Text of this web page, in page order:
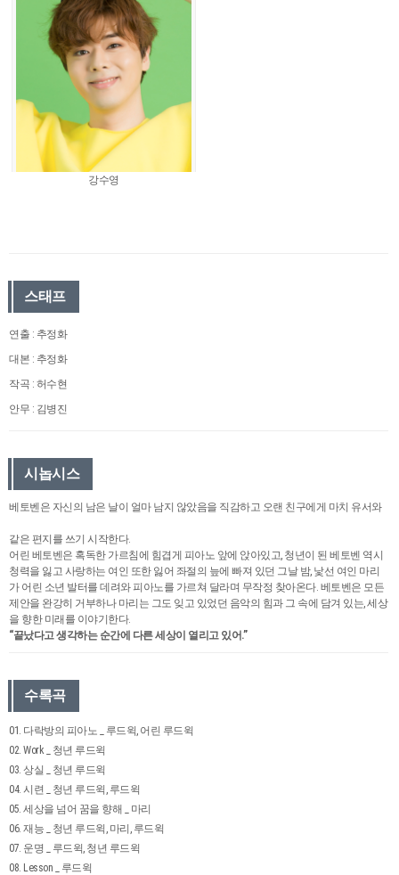
강수영
스태프
연출 : 추정화
대본 : 추정화
작곡 : 허수현
안무 : 김병진
시놉시스
베토벤은 자신의 남은 날이 얼마 남지 않았음을 직감하고 오랜 친구에게 마치 유서와
같은 편지를 쓰기 시작한다.
어린 베토벤은 혹독한 가르침에 힘겹게 피아노 앞에 앉아있고, 청년이 된 베토벤 역시
청력을 잃고 사랑하는 여인 또한 잃어 좌절의 늪에 빠져 있던 그날 밤, 낯선 여인 마리
가 어린 소년 발터를 데려와 피아노를 가르쳐 달라며 무작정 찾아온다. 베토벤은 모든
제안을 완강히 거부하나 마리는 그도 잊고 있었던 음악의 힘과 그 속에 담겨 있는, 세상
을 향한 미래를 이야기한다.
“끝났다고 생각하는 순간에 다른 세상이 열리고 있어.”
수록곡
01. 다락방의 피아노 _ 루드윅, 어린 루드윅
02. Work _ 청년 루드윅
03. 상실 _ 청년 루드윅
04. 시련 _ 청년 루드윅, 루드윅
05. 세상을 넘어 꿈을 향해 _ 마리
06. 재능 _ 청년 루드윅, 마리, 루드윅
07. 운명 _ 루드윅, 청년 루드윅
08. Lesson _ 루드윅